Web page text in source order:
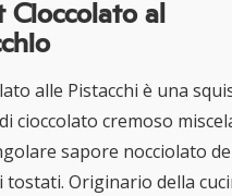
Cioccolato al
alle Pistacchi è una
cioccolato cremoso
sapore nocciolato
tostati. Originario della